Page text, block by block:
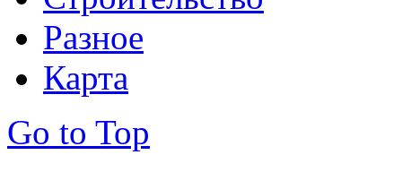
Разное
Карта
Go to Top